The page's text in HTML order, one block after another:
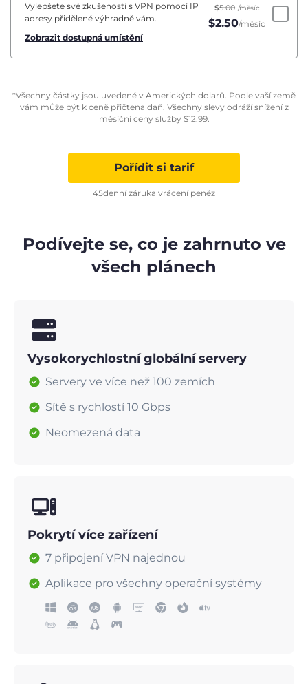
Vylepšete své zkušenosti s VPN pomocí IP
adresy přidělené výhradně vám.
Zobrazit dostupná umístění
$5.00 /měsíc
$2.50/měsíc
*Všechny částky jsou uvedené v Amerických dolarů. Podle vaší země
vám může být k ceně přičtena daň. Všechny slevy odráží snížení z
měsíční ceny služby $12.99.
Pořídit si tarif
45denní záruka vrácení peněz
Podívejte se, co je zahrnuto ve
všech plánech
Vysokorychlostní globální servery
Servery ve více než 100 zemích
Sítě s rychlostí 10 Gbps
Neomezená data
Pokrytí více zařízení
7 připojení VPN najednou
Aplikace pro všechny operační systémy